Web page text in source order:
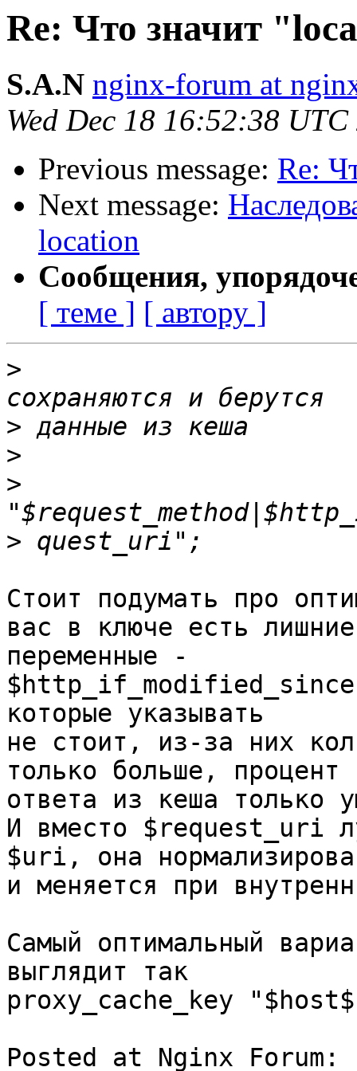
Re: Что значит
S.A.N nginx-forum at
Wed Dec 18 16:52:38 UTC
Previous message: Re:
Next message:
location
Сообщения,
[ теме ] [ автору ]
>
>
>
>
>
Стоит подумать про
вас в ключе есть лишние
переменные -
которые указывать
не стоит, из-за них
только больше, процент
ответа из кеша только
И вместо $request_uri
$uri, она
и меняется при
Самый оптимальный
выглядит так
proxy_cache_key